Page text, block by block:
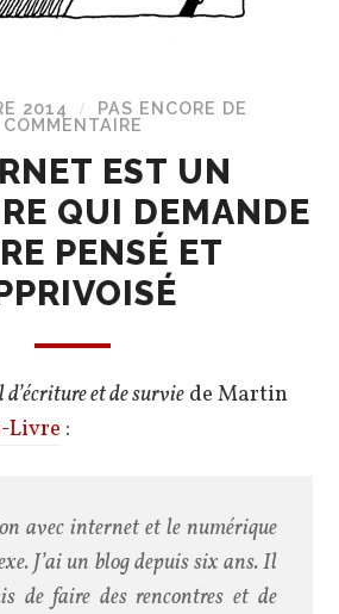
2014 /
PAS ENCORE DE
COMMENTAIRE
EST UN
QUI DEMANDE
PENSÉ ET
et de surviede Martin
Livre :
avec internet et le numérique
J’ai un blog depuis six ans. Il
de faire des rencontres et de